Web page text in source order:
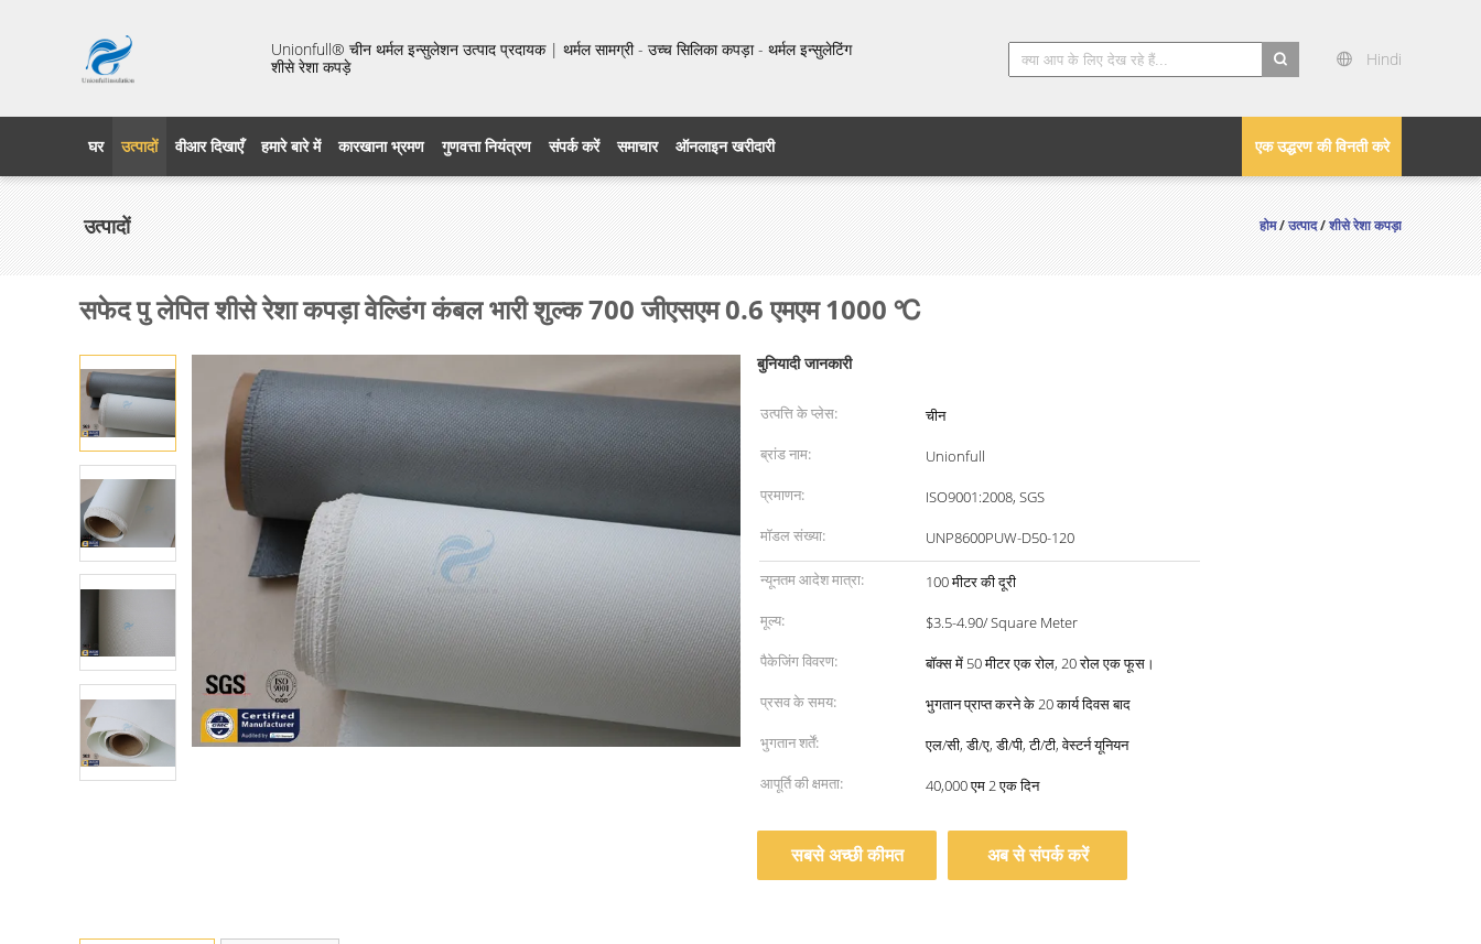
Unionfull® चीन थर्मल इन्सुलेशन उत्पाद प्रदायक | थर्मल सामग्री - उच्च सिलिका कपड़ा - थर्मल इन्सुलेटिंग
शीसे रेशा कपड़े
Hindi
एक उद्धरण की विनती करे
घर उत्पादों वीआर दिखाएँ हमारे बारे में कारखाना भ्रमण गुणवत्ता नियंत्रण संपर्क करें समाचार ऑनलाइन खरीदारी
उत्पादों होम/उत्पाद/शीसे रेशा कपड़ा
सफेद पु लेपित शीसे रेशा कपड़ा वेल्डिंग कंबल भारी शुल्क 700 जीएसएम 0.6 एमएम 1000 ℃
बुनियादी जानकारी
उत्पत्ति के प्लेस:
चीन
ब्रांड नाम:
Unionfull
प्रमाणन:
ISO9001:2008, SGS
मॉडल संख्या:
UNP8600PUW-D50-120
न्यूनतम आदेश मात्रा:
100 मीटर की दूरी
मूल्य:
$3.5-4.90/ Square Meter
पैकेजिंग विवरण:
बॉक्स में 50 मीटर एक रोल, 20 रोल एक फूस।
प्रसव के समय:
भुगतान प्राप्त करने के 20 कार्य दिवस बाद
भुगतान शर्तें:
एल/सी, डी/ए, डी/पी, टी/टी, वेस्टर्न यूनियन
आपूर्ति की क्षमता:
40,000 एम 2 एक दिन
सबसे अच्छी कीमत अब से संपर्क करें